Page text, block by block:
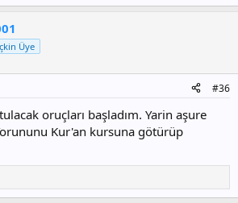
Üye
#36
oruçları başladım. Yarin aşure
Kur'an kursuna götürüp